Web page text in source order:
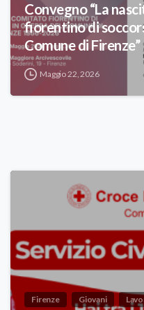
Convegno “La
fiorentino di
Comune di
Maggio 22, 2026
Firenze Giovani